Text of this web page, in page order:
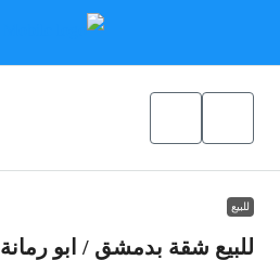
للبيع
للبيع شقة بدمشق / ابو رمانة